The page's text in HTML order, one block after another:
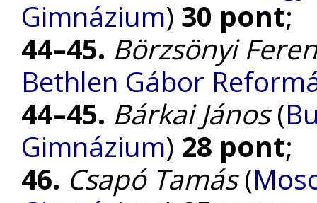
Gimnázium) 30 pont;
44–45. Börzsönyi
Bethlen Gábor
44–45. Bárkai János(
Gimnázium) 28 pont;
46. Csapó Tamás(